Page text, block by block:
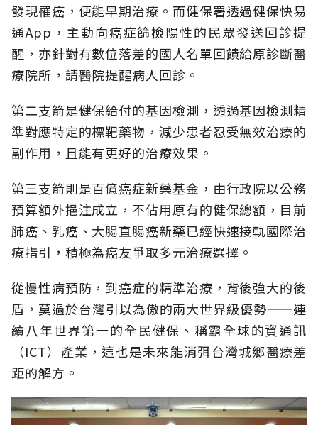
發現罹癌，便能早期治療。而健保署透過健保快易
通App，主動向癌症篩檢陽性的民眾發送回診提
醒，亦針對有數位落差的國人名單回饋給原診斷醫
療院所，請醫院提醒病人回診。
第二支箭是健保給付的基因檢測，透過基因檢測精
準對應特定的標靶藥物，減少患者忍受無效治療的
副作用，且能有更好的治療效果。
第三支箭則是百億癌症新藥基金，由行政院以公務
預算額外挹注成立，不佔用原有的健保總額，目前
肺癌、乳癌、大腸直腸癌新藥已經快速接軌國際治
療指引，積極為癌友爭取多元治療選擇。
從慢性病預防，到癌症的精準治療，背後強大的後
盾，莫過於台灣引以為傲的兩大世界級優勢——連
續八年世界第一的全民健保、稱霸全球的資通訊
（ICT）產業，這也是未來能消弭台灣城鄉醫療差
距的解方。